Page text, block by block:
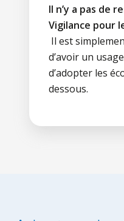
Il n’y a pas de
Vigilance pour
Il est
d’avoir un
d’adopter les
dessous.